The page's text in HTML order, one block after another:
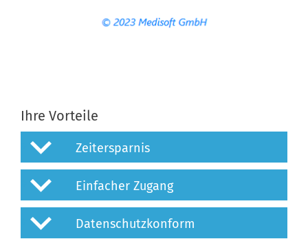
Ihre Vorteile
Zeitersparnis
Einfacher Zugang
Datenschutzkonform